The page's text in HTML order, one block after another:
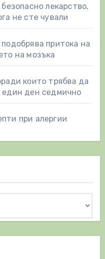
лекарство,
не сте чували
подобрява притока на
на мозъка
които трябва да
един ден седмично
при алергии